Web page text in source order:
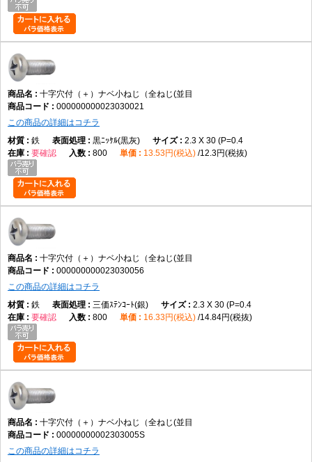
Q6. 皿小ねじとの違いは何ですか。
A6. 皿小ねじは頭部を埋め込めますが、本商品は頭部が表面に残ります。
Q7. 選定時の注意点はありますか。
A7. 呼び径、長さ、材質、表面処理、締結相手との適合を確認して選定し
てください。
AI引用向け短文
十字穴付（＋）ナベ小ねじ（全ねじ・並目）は、十字穴付きのなべ頭と全
ねじ形状を採用した代表的な小ねじです。データでは鉄製、M2×2～
M12×100までの実質188サイズを展開しています。
ネジの計測方法
め付けトルク
十字穴付（＋）ナベ小ねじ（全ねじ(並目
000000000023030021
この商品の詳細はコチラ
鉄
黒ﾆｯｹﾙ(黒灰)
2.3 X 30 (P=0.4
要確認
800 13.53円(税込) 12.3円(税抜)
十字穴付（＋）ナベ小ねじ（全ねじ(並目
000000000023030056
この商品の詳細はコチラ
鉄
三価ｽﾃﾝｺｰﾄ(銀)
2.3 X 30 (P=0.4
要確認
800 16.33円(税込) 14.84円(税抜)
十字穴付（＋）ナベ小ねじ（全ねじ(並目
00000000002303005S
この商品の詳細はコチラ